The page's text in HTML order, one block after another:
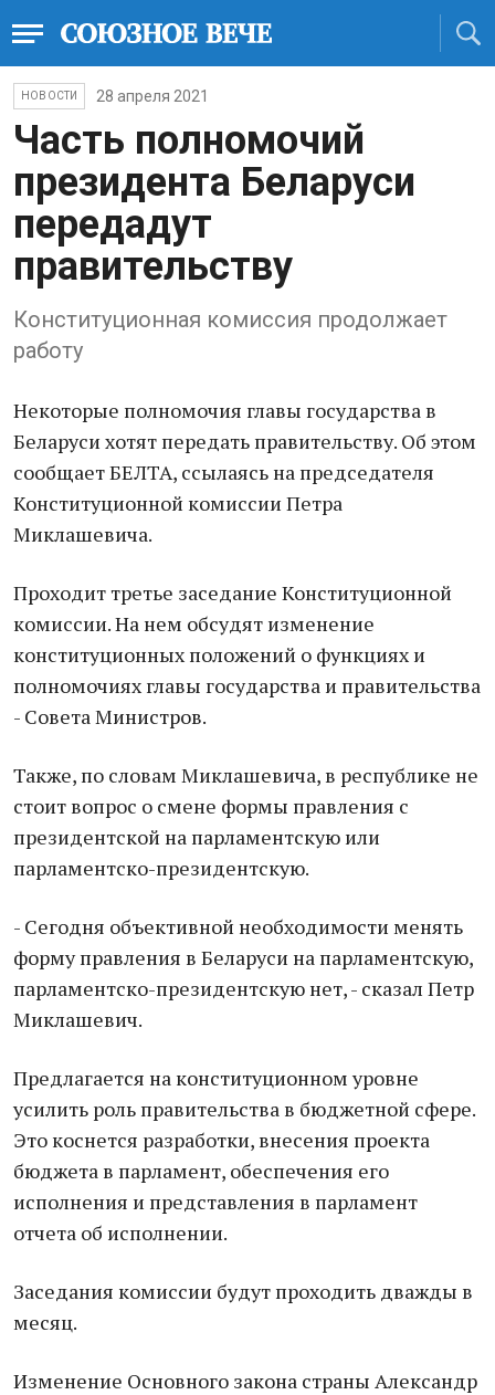
НОВОСТИ 28 апреля 2021
Часть полномочий
президента Беларуси
передадут
правительству
Конституционная комиссия продолжает
работу
Некоторые полномочия главы государства в
Беларуси хотят передать правительству. Об этом
сообщает БЕЛТА, ссылаясь на председателя
Конституционной комиссии Петра
Миклашевича.
Проходит третье заседание Конституционной
комиссии. На нем обсудят изменение
конституционных положений о функциях и
полномочиях главы государства и правительства
- Совета Министров.
Также, по словам Миклашевича, в республике не
стоит вопрос о смене формы правления с
президентской на парламентскую или
парламентско-президентскую.
- Сегодня объективной необходимости менять
форму правления в Беларуси на парламентскую,
парламентско-президентскую нет, - сказал Петр
Миклашевич.
Предлагается на конституционном уровне
усилить роль правительства в бюджетной сфере.
Это коснется разработки, внесения проекта
бюджета в парламент, обеспечения его
исполнения и представления в парламент
отчета об исполнении.
Заседания комиссии будут проходить дважды в
месяц.
Изменение Основного закона страны Александр